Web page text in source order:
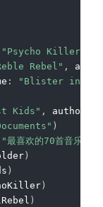
"Psycho Killer"
Rebel" ,
: "Blister in the
Kids" , author
)
"最喜欢的70首音乐"
)
)
)
)